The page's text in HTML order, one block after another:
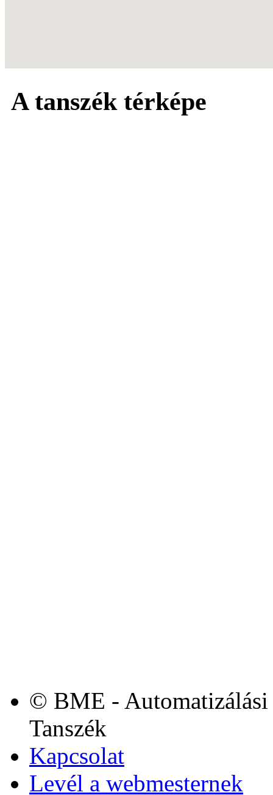
A tanszék térképe
© BME -
Tanszék
Kapcsolat
Levél a webmesternek